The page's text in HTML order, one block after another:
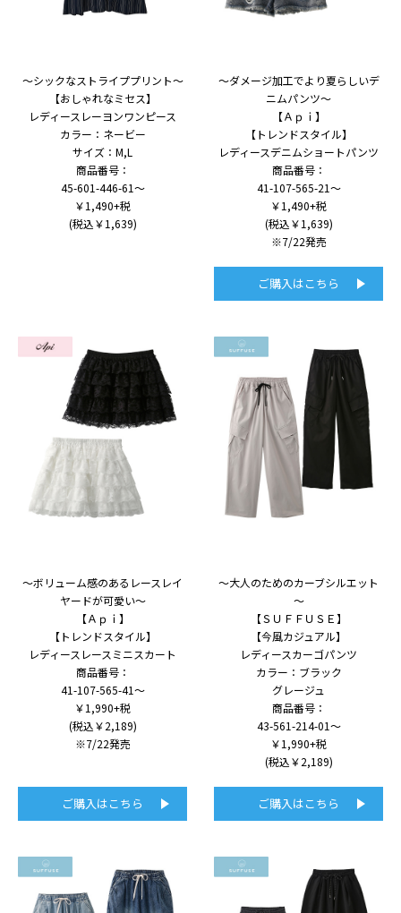
～シックなストライププリント～
【おしゃれなミセス】
レディースレーヨンワンピース
カラー：ネービー
サイズ：M,L
商品番号：
45-601-446-61～
￥1,490+税
(税込￥1,639)
～ダメージ加工でより夏らしいデ
ニムパンツ～
【Ａｐｉ】
【トレンドスタイル】
レディースデニムショートパンツ
商品番号：
41-107-565-21～
￥1,490+税
(税込￥1,639)
※7/22発売
ご購入はこちら
～ボリューム感のあるレースレイ
ヤードが可愛い～
【Ａｐｉ】
【トレンドスタイル】
レディースレースミニスカート
商品番号：
41-107-565-41～
￥1,990+税
(税込￥2,189)
※7/22発売
ご購入はこちら
～大人のためのカーブシルエット
～
【ＳＵＦＦＵＳＥ】
【今風カジュアル】
レディースカーゴパンツ
カラー：ブラック
グレージュ
商品番号：
43-561-214-01～
￥1,990+税
(税込￥2,189)
ご購入はこちら